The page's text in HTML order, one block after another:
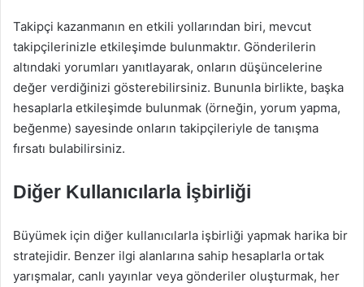
Takipçi kazanmanın en etkili yollarından biri, mevcut
takipçilerinizle etkileşimde bulunmaktır. Gönderilerin
altındaki yorumları yanıtlayarak, onların düşüncelerine
değer verdiğinizi gösterebilirsiniz. Bununla birlikte, başka
hesaplarla etkileşimde bulunmak (örneğin, yorum yapma,
beğenme) sayesinde onların takipçileriyle de tanışma
fırsatı bulabilirsiniz.
Diğer Kullanıcılarla İşbirliği
Büyümek için diğer kullanıcılarla işbirliği yapmak harika bir
stratejidir. Benzer ilgi alanlarına sahip hesaplarla ortak
yarışmalar, canlı yayınlar veya gönderiler oluşturmak, her